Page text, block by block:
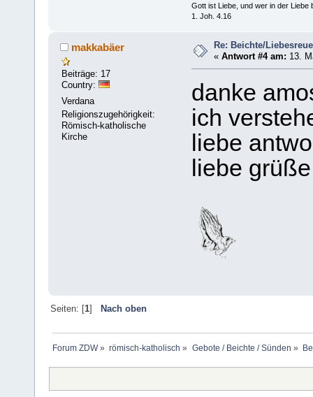
Gott ist Liebe, und wer in der Liebe
1. Joh. 4.16
makkabäer
Beiträge: 17
Country:
Verdana
Religionszugehörigkeit:
Römisch-katholische
Kirche
Re: Beichte/
«Antwort #4 am: 13.
danke
ich
liebe
liebe
Seiten: [1] Nach oben
Forum ZDW» römisch-katholisch » Gebote / Beichte / Sünden »